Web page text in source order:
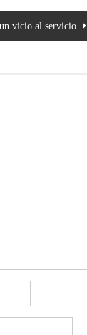
vicio al servicio.